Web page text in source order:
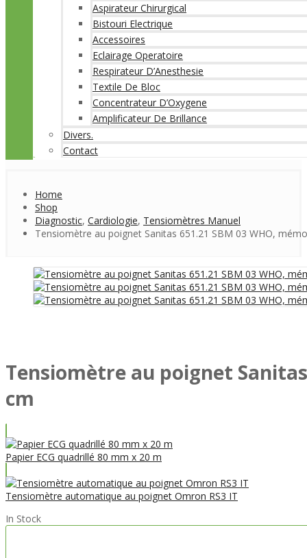
Aspirateur Chirurgical
Bistouri Electrique
Accessoires
Eclairage Operatoire
Respirateur D’Anesthesie
Textile De Bloc
Concentrateur D’Oxygene
Amplificateur De Brillance
Divers.
Contact
Home
Shop
Diagnostic, Cardiologie, Tensiomètres Manuel
Tensiomètre au poignet Sanitas 651.21 SBM 03 WHO,
Tensiomètre au poignet Sanitas
cm
Papier ECG quadrillé 80 mm x 20 m
Tensiomètre automatique au poignet Omron RS3 IT
In Stock